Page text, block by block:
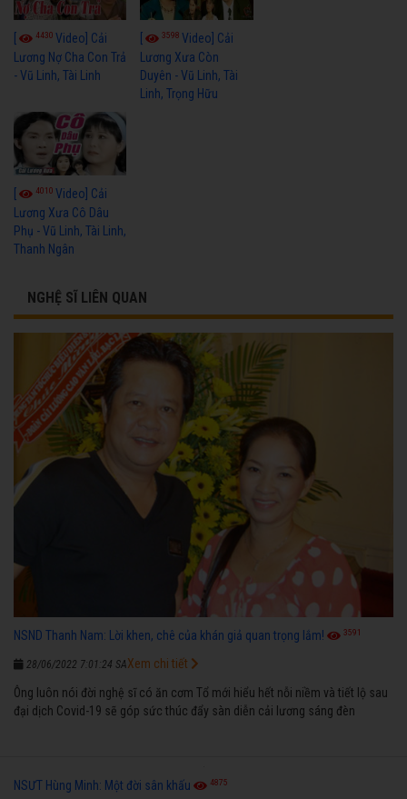
4430 Video] Cải
Lương Nợ Cha Con Trả
- Vũ Linh, Tài Linh
3598Video] Cải
Lương Xưa Còn
Duyên - Vũ Linh, Tài
Linh, Trọng Hữu
4010 Video] Cải
Lương Xưa Cô Dâu
Phụ - Vũ Linh, Tài Linh,
Thanh Ngân
NGHỆ SĨ LIÊN QUAN
NSND Thanh Nam: Lời khen, chê của khán giả quan trọng lắm! 3591
28/06/2022 7:01:24 SA
Ông luôn nói đời nghệ sĩ có ăn cơm Tổ mới hiểu hết nỗi niềm và tiết lộ sau
đại dịch Covid-19 sẽ góp sức thúc đẩy sàn diễn cải lương sáng đèn
Xem chi tiết
NSƯT Hùng Minh: Một đời sân khấu 4875